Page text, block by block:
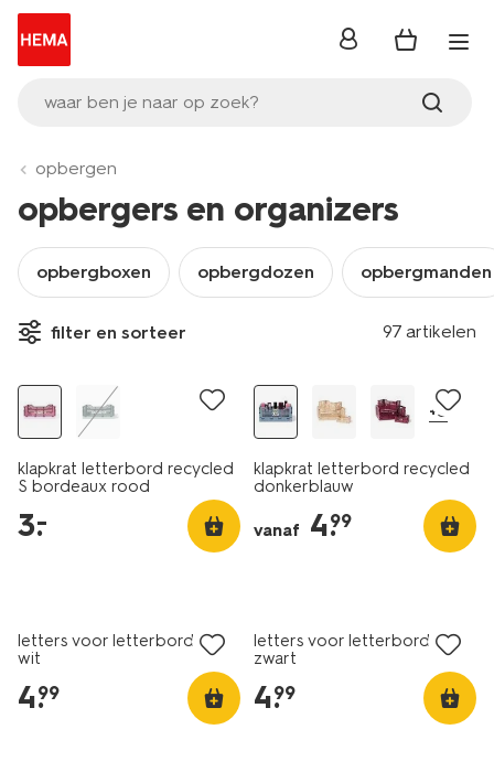
waar ben je naar op zoek?
inloggen
opbergen
opbergers en organizers
opbergboxen opbergdozen opbergmanden
filter en sorteer 97 artikelen
laag geprijsd
klapkrat letterbord recycled
S bordeaux rood
3.
–
+5
klapkrat letterbord recycled
donkerblauw
vanaf 4.
99
letters voor letterbord krat
wit
4.
99
letters voor letterbord krat
zwart
4.
99